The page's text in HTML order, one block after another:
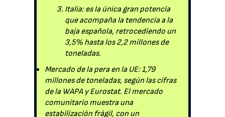
Italia: es la única gran potencia
que acompaña la tendencia a la
baja española, retrocediendo un
3,5% hasta los 2,2 millones de
toneladas.
Mercado de la pera en la UE: 1,79
millones de toneladas, según las cifras
de la WAPA y Eurostat. El mercado
comunitario muestra una
estabilización frágil, con un